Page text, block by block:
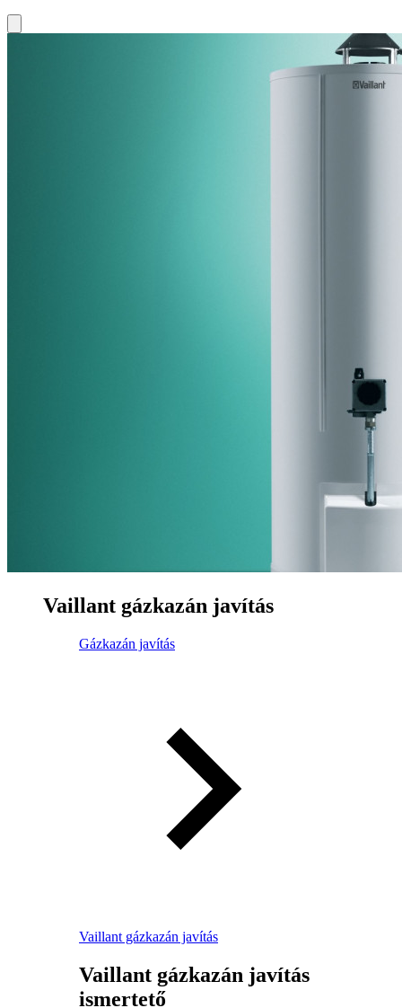
Vaillant gázkazán javítás
Gázkazán javítás
Vaillant gázkazán javítás
Vaillant gázkazán javítás
ismertető